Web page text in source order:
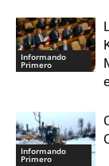
Informando
Primero
Informando
Primero